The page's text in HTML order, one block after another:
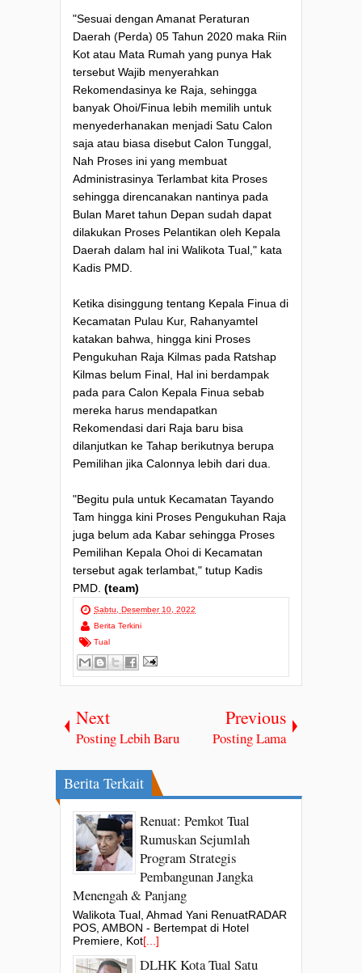
"Sesuai dengan Amanat Peraturan
Daerah (Perda) 05 Tahun 2020 maka Riin
Kot atau Mata Rumah yang punya Hak
tersebut Wajib menyerahkan
Rekomendasinya ke Raja, sehingga
banyak Ohoi/Finua lebih memilih untuk
menyederhanakan menjadi Satu Calon
saja atau biasa disebut Calon Tunggal,
Nah Proses ini yang membuat
Administrasinya Terlambat kita Proses
sehingga direncanakan nantinya pada
Bulan Maret tahun Depan sudah dapat
dilakukan Proses Pelantikan oleh Kepala
Daerah dalam hal ini Walikota Tual," kata
Kadis PMD.
Ketika disinggung tentang Kepala Finua di
Kecamatan Pulau Kur, Rahanyamtel
katakan bahwa, hingga kini Proses
Pengukuhan Raja Kilmas pada Ratshap
Kilmas belum Final, Hal ini berdampak
pada para Calon Kepala Finua sebab
mereka harus mendapatkan
Rekomendasi dari Raja baru bisa
dilanjutkan ke Tahap berikutnya berupa
Pemilihan jika Calonnya lebih dari dua.
"Begitu pula untuk Kecamatan Tayando
Tam hingga kini Proses Pengukuhan Raja
juga belum ada Kabar sehingga Proses
Pemilihan Kepala Ohoi di Kecamatan
tersebut agak terlambat," tutup Kadis
PMD. (team)
Sabtu, Desember 10, 2022
Berita Terkini
Tual
Next
Posting Lebih Baru
Previous
Posting Lama
Berita Terkait
Renuat: Pemkot Tual
Rumuskan Sejumlah
Program Strategis
Pembangunan Jangka
Menengah & Panjang
Walikota Tual, Ahmad Yani RenuatRADAR
POS, AMBON - Bertempat di Hotel
Premiere, Kot[...]
DLHK Kota Tual Satu